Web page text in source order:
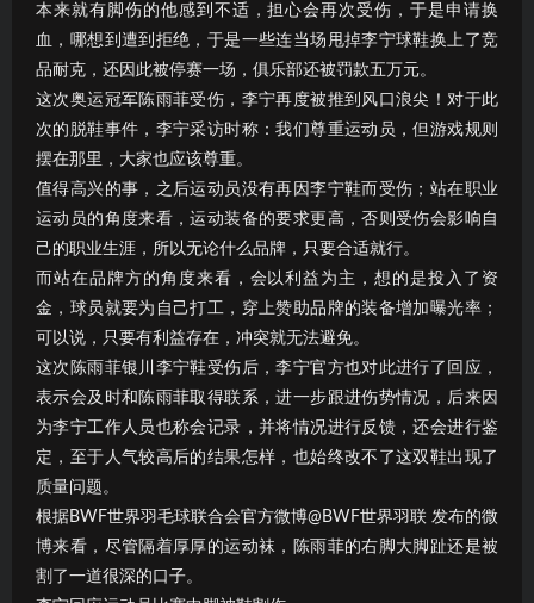
本来就有脚伤的他感到不适，担心会再次受伤，于是申请换
血，哪想到遭到拒绝，于是一些连当场甩掉李宁球鞋换上了竞
品耐克，还因此被停赛一场，俱乐部还被罚款五万元。
这次奥运冠军陈雨菲受伤，李宁再度被推到风口浪尖！对于此
次的脱鞋事件，李宁采访时称：我们尊重运动员，但游戏规则
摆在那里，大家也应该尊重。
值得高兴的事，之后运动员没有再因李宁鞋而受伤；站在职业
运动员的角度来看，运动装备的要求更高，否则受伤会影响自
己的职业生涯，所以无论什么品牌，只要合适就行。
而站在品牌方的角度来看，会以利益为主，想的是投入了资
金，球员就要为自己打工，穿上赞助品牌的装备增加曝光率；
可以说，只要有利益存在，冲突就无法避免。
这次陈雨菲银川李宁鞋受伤后，李宁官方也对此进行了回应，
表示会及时和陈雨菲取得联系，进一步跟进伤势情况，后来因
为李宁工作人员也称会记录，并将情况进行反馈，还会进行鉴
定，至于人气较高后的结果怎样，也始终改不了这双鞋出现了
质量问题。
根据BWF世界羽毛球联合会官方微博@BWF世界羽联 发布的微
博来看，尽管隔着厚厚的运动袜，陈雨菲的右脚大脚趾还是被
割了一道很深的口子。